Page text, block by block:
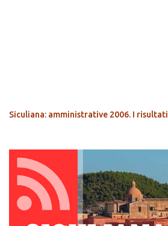
Siculiana: amministrative 2006. I risultati